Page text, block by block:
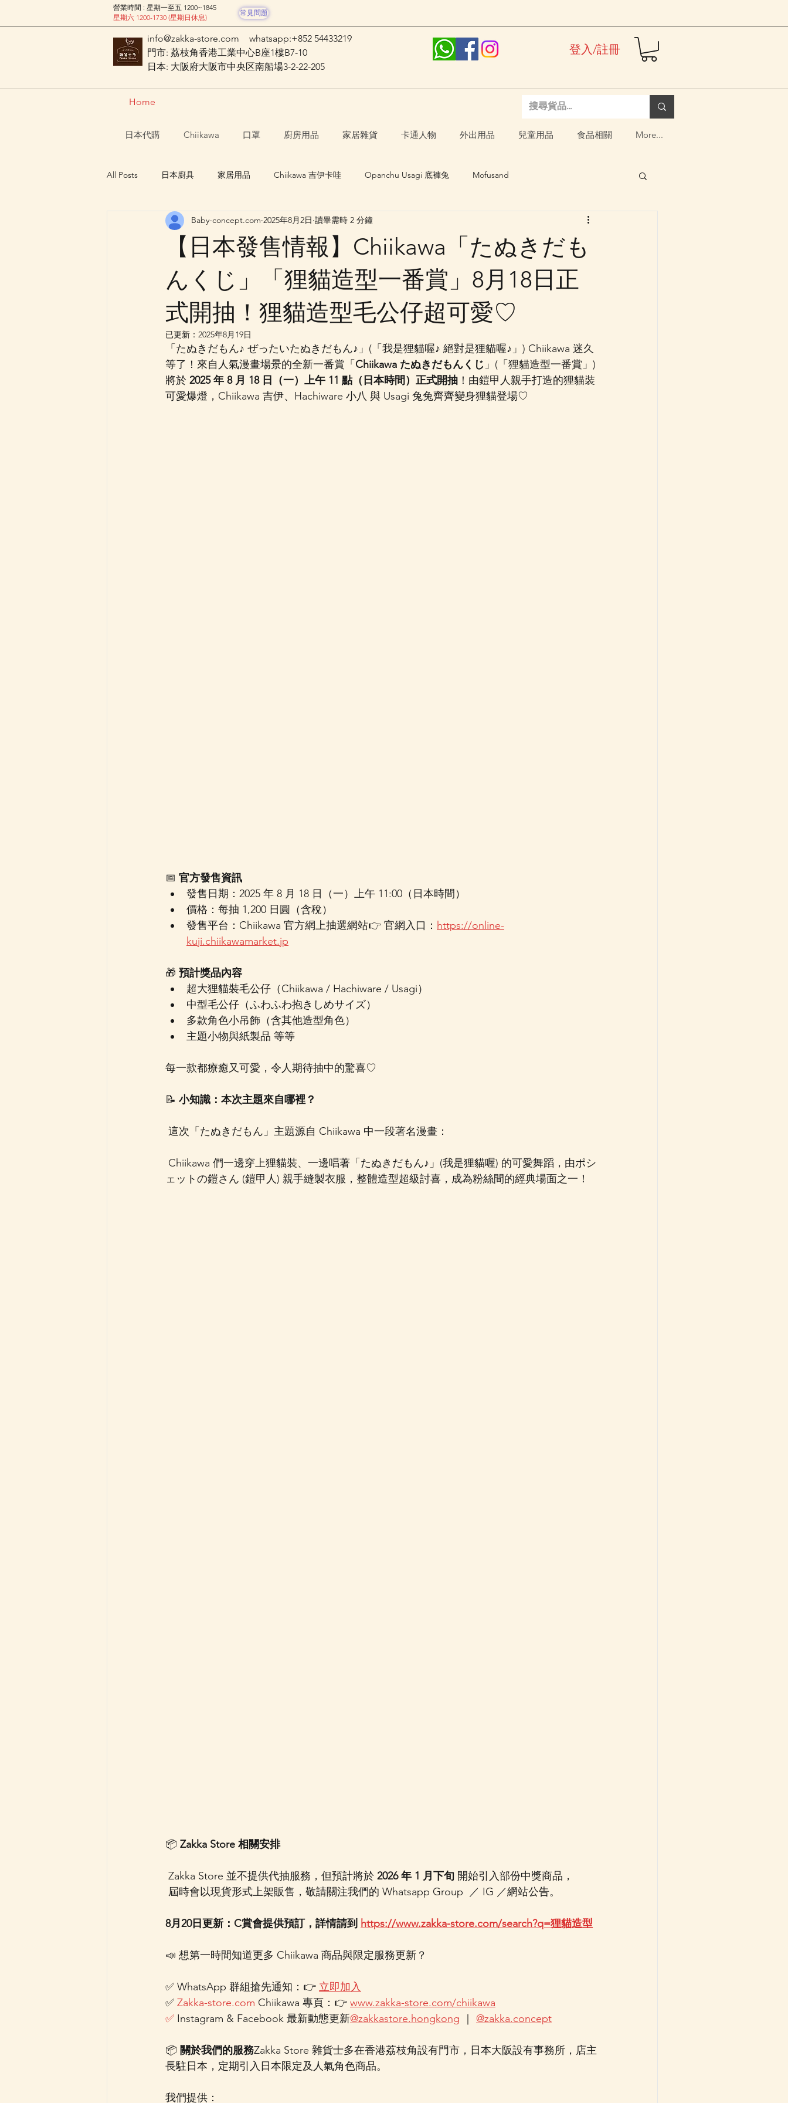
營業時間 : 星期一至五 1200~1845
星期六 1200-1730 (星期日休息)
常見問題
info@zakka-store.com
whatsapp:+852 54433219
門市: 荔枝角香港工業中心B座1樓B7-10
日本: 大阪府大阪市中央区南船場3-2-22-205
登入/註冊
Home
日本代購 Chiikawa 口罩 廚房用品 家居雜貨 卡通人物 外出用品 兒童用品 食品相關 More...
All Posts 日本廚具 家居用品 Chiikawa 吉伊卡哇 Opanchu Usagi 底褲兔 Mofusand
Nagano Characters 長野角色 日本口罩 其他卡通人物
【日本發售情報】Chiikawa「たぬきだも
んくじ」「狸貓造型一番賞」8月18日正
式開抽！狸貓造型毛公仔超可愛♡
Baby-concept.com 2025年8月2日 讀畢需時 2 分鐘
已更新： 2025年8月19日
「たぬきだもん♪ ぜったいたぬきだもん♪」(「我是狸貓喔♪ 絕對是狸貓喔♪」) Chiikawa 迷久
等了！來自人氣漫畫場景的全新一番賞「 Chiikawa たぬきだもんくじ 」(「狸貓造型一番賞」)
將於 2025 年 8 月 18 日（一）上午 11 點（日本時間）正式開抽 ！由鎧甲人親手打造的狸貓裝
可愛爆燈，Chiikawa 吉伊、Hachiware 小八 與 Usagi 兔兔齊齊變身狸貓登場♡
📅 官方發售資訊
發售日期：2025 年 8 月 18 日（一）上午 11:00（日本時間）
價格：每抽 1,200 日圓（含稅）
發售平台：Chiikawa 官方網上抽選網站👉 官網入口： https://online-
kuji.chiikawamarket.jp
🎁 預計獎品內容
超大狸貓裝毛公仔（Chiikawa / Hachiware / Usagi）
中型毛公仔（ふわふわ抱きしめサイズ）
多款角色小吊飾（含其他造型角色）
主題小物與紙製品 等等
每一款都療癒又可愛，令人期待抽中的驚喜♡
📝 小知識：本次主題來自哪裡？
這次「たぬきだもん」主題源自 Chiikawa 中一段著名漫畫：
ェットの鎧さん (鎧甲人) 親手縫製衣服，整體造型超級討喜，成為粉絲間的經典場面之一！
📦 Zakka Store 相關安排
Zakka Store 並不提供代抽服務，但預計將於 2026 年 1 月下旬 開始引入部份中獎商品，
屆時會以現貨形式上架販售，敬請關注我們的 Whatsapp Group  ／ IG ／網站公告。
8月20日更新：C賞會提供預訂，詳情請到 https://www.zakka-store.com/search?q=狸貓造型
📣 想第一時間知道更多 Chiikawa 商品與限定服務更新？
✅ WhatsApp 群組搶先通知：👉 立即加入
✅ Zakka-store.com Chiikawa 專頁：👉 www.zakka-store.com/chiikawa
✅ Instagram & Facebook 最新動態更新@zakkastore.hongkong ｜ @zakka.concept
📦 關於我們的服務Zakka Store 雜貨士多在香港荔枝角設有門市，日本大阪設有事務所，店主
長駐日本，定期引入日本限定及人氣角色商品。
我們提供：